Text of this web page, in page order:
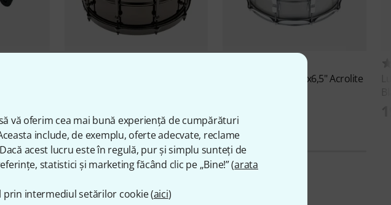
vă oferim cea mai bună experiență de cumpărături
include, de exemplu, oferte adecvate, reclame
acest lucru este în regulă, pur și simplu sunteți de
statistici și marketing făcând clic pe „Bine!” (arata
intermediul setărilor cookie (aici)
2.999 lei
LM405C 14"x6,5" Acrolite
3.899 lei